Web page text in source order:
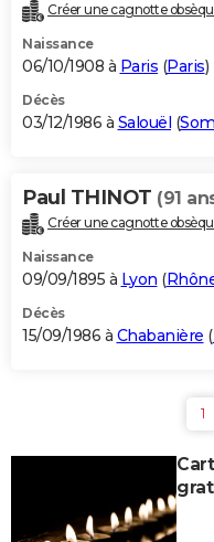
Créer une cagnotte
Naissance
06/10/1908 à Paris (Paris)
Décès
03/12/1986 à Salouël (
Paul THINOT (91
Créer une cagnotte
Naissance
09/09/1895 à Lyon (
Décès
15/09/1986 à Chabanière (
1